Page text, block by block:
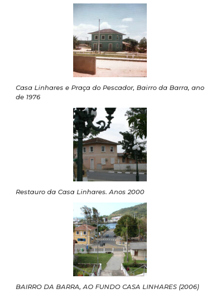
Casa Linhares e Praça do Pescador, Bairro da Barra, ano
de 1976
Restauro da Casa Linhares. Anos 2000
BAIRRO DA BARRA, AO FUNDO CASA LINHARES (2006)